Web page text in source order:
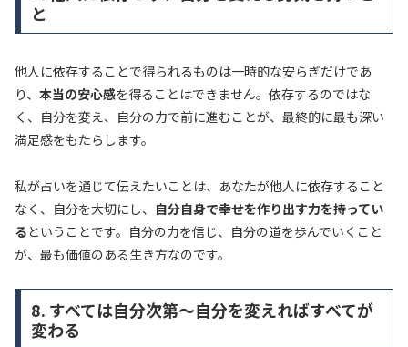
と
他人に依存することで得られるものは一時的な安らぎだけであ
り、 本当の安心感を得ることはできません。依存するのではな
く、自分を変え、自分の力で前に進むことが、最終的に最も深い
満足感をもたらします。
私が占いを通じて伝えたいことは、あなたが他人に依存すること
なく、自分を大切にし、 自分自身で幸せを作り出す力を持ってい
るということです。自分の力を信じ、自分の道を歩んでいくこと
が、最も価値のある生き方なのです。
8. すべては自分次第～自分を変えればすべてが
変わる